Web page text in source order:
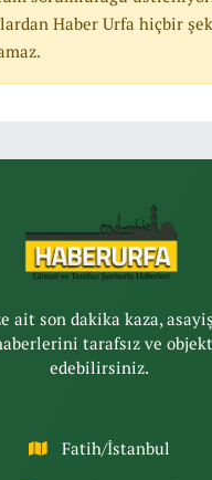
Haber Urfa hiçbir
ait son dakika kaza,
tarafsız ve
edebilirsiniz.
Fatih/İstanbul